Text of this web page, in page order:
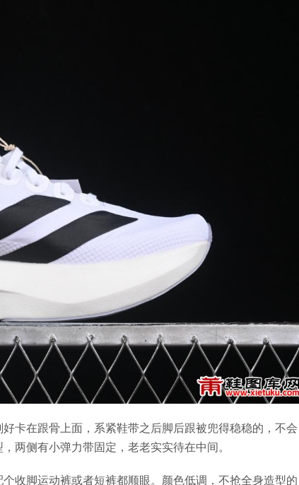
卡在跟骨上面，系紧鞋带之后脚后跟被兜得稳稳的，不会
两侧有小弹力带固定，老老实实待在中间。
收脚运动裤或者短裤都顺眼。颜色低调，不抢全身造型的